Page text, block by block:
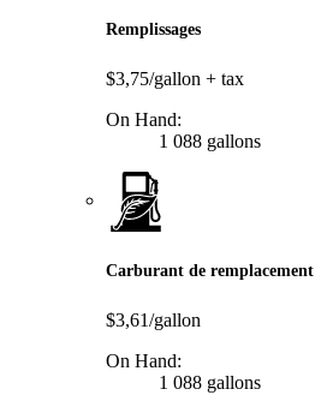
Remplissages
$3,75/gallon + tax
On Hand:
1 088 gallons
Carburant de remplacement
$3,61/gallon
On Hand:
1 088 gallons